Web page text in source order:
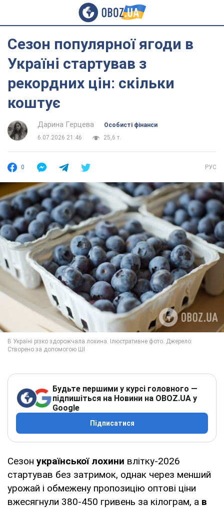
Сезон популярної ягоди в
Україні стартував з
рекордних цін: скільки
коштує
Дарина Герцева
Особисті фінанси
6.07.2026 21:46
25,6 т.
0 РУС
Будьте першими у курсі головного —
підпишіться на Новини на OBOZ.UA у
Google
Підписатися
Сезон української лохини влітку-2026
стартував без затримок, однак через менший
урожай і обмежену пропозицію оптові ціни
вжесягнули 380-450 гривень за кілограм, а в